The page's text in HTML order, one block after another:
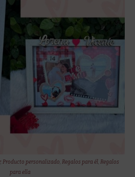
,Producto personalizado,Regalos para él,Regalos
para ella